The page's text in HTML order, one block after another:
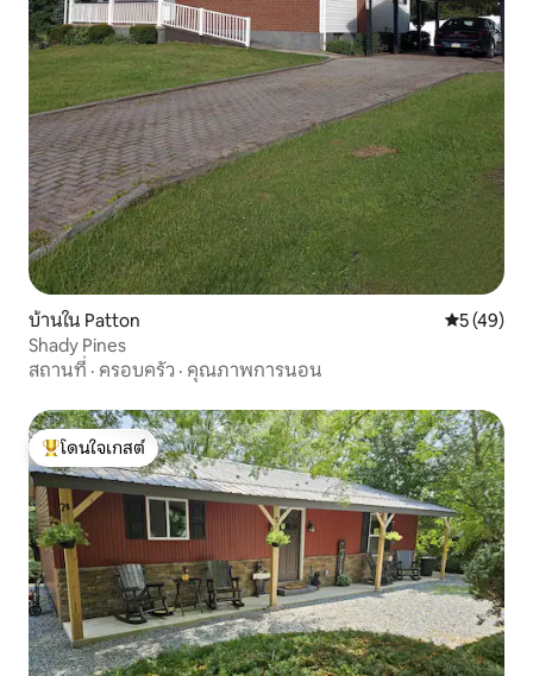
บ้านใน Patton คะแนนเฉลี่
5 (49)
Shady Pines
สถานที่ · ครอบครัว · คุณภาพการนอน
โดนใจเกสต์ที่สุด
โดนใจเกสต์